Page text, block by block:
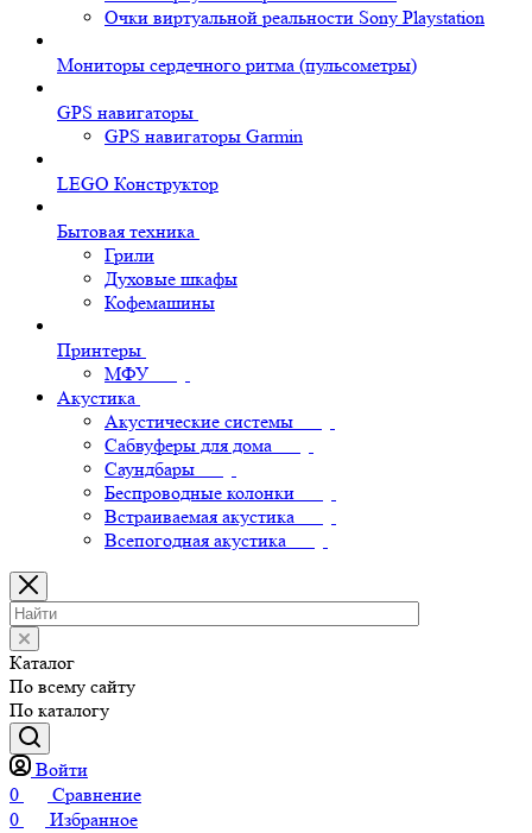
Очки виртуальной реальности Sony Playstation
Мониторы сердечного ритма (пульсометры)
GPS навигаторы
GPS навигаторы Garmin
LEGO Конструктор
Бытовая техника
Грили
Духовые шкафы
Кофемашины
Принтеры
МФУ
Акустика
Акустические системы
Сабвуферы для дома
Саундбары
Беспроводные колонки
Встраиваемая акустика
Всепогодная акустика
Каталог
По всему сайту
По каталогу
Войти
0
Сравнение
0
Избранное